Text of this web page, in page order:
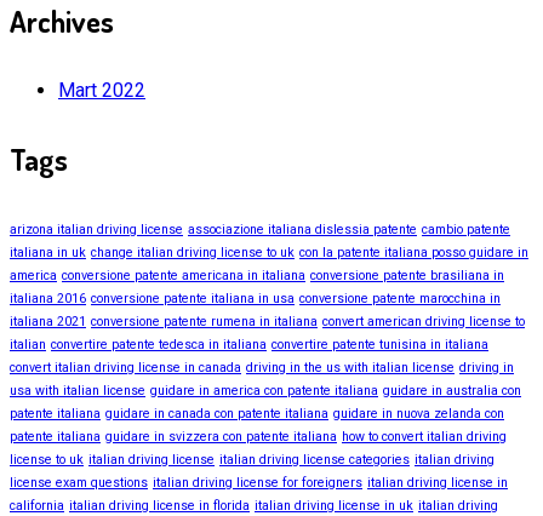
Archives
Mart 2022
Tags
arizona italian driving license associazione italiana dislessia patente cambio patente
italiana in uk change italian driving license to uk con la patente italiana posso guidare in
america conversione patente americana in italiana conversione patente brasiliana in
italiana 2016 conversione patente italiana in usa conversione patente marocchina in
italiana 2021 conversione patente rumena in italiana convert american driving license to
italian convertire patente tedesca in italiana convertire patente tunisina in italiana
convert italian driving license in canada driving in the us with italian license driving in
usa with italian license guidare in america con patente italiana guidare in australia con
patente italiana guidare in canada con patente italiana guidare in nuova zelanda con
patente italiana guidare in svizzera con patente italiana how to convert italian driving
license to uk italian driving license italian driving license categories italian driving
license exam questions italian driving license for foreigners italian driving license in
california italian driving license in florida italian driving license in uk italian driving